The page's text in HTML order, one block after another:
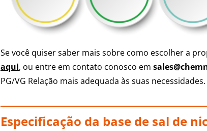
Se você quiser saber mais sobre como escolher a
aqui, ou entre em contato conosco em
PG/VG Relação mais adequada às suas necessidades.
Especificação da base de sal de